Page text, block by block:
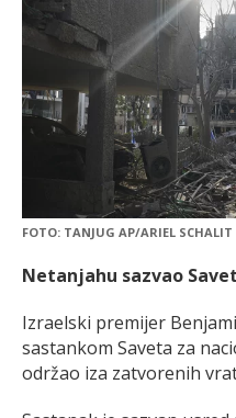
FOTO: TANJUG AP/ARIEL SCHALIT
Netanjahu sazvao
Izraelski premijer
sastankom Saveta za
održao iza zatvorenih